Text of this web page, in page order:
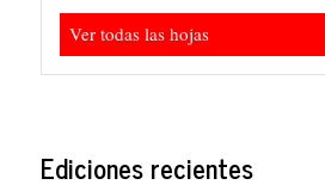
Ver todas las hojas
Ediciones recientes